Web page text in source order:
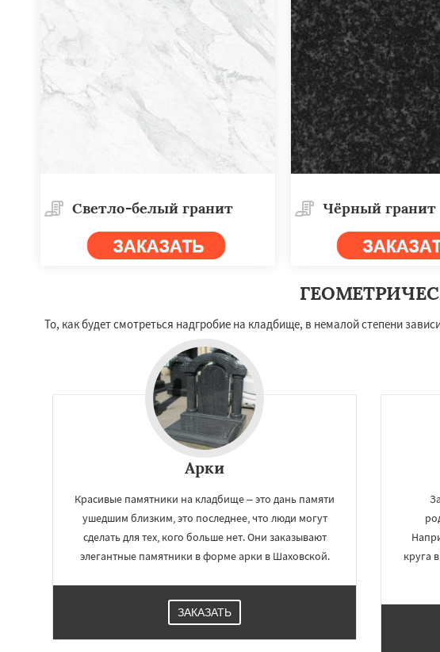
регионам
Светло-белый гранит Чёрный гранит
То, как будет смотреться надгробие на кладбище, в немалой степени
Арки
Красивые памятники на кладбище – это дань памяти
ушедшим близким, это последнее, что люди могут
сделать для тех, кого больше нет. Они заказывают
элегантные памятники в форме арки в Шаховской.
ЗАКАЗАТЬ
круга